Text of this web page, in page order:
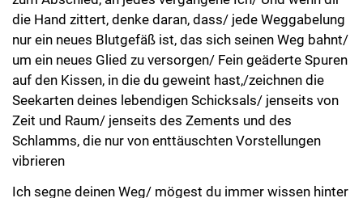
die Hand zittert, denke daran, dass/ jede Weggabelung
nur ein neues Blutgefäß ist, das sich seinen Weg bahnt/
um ein neues Glied zu versorgen/ Fein geäderte Spuren
auf den Kissen, in die du geweint hast,/zeichnen die
Seekarten deines lebendigen Schicksals/ jenseits von
Zeit und Raum/ jenseits des Zements und des
Schlamms, die nur von enttäuschten Vorstellungen
vibrieren
Ich segne deinen Weg/ mögest du immer wissen hinter